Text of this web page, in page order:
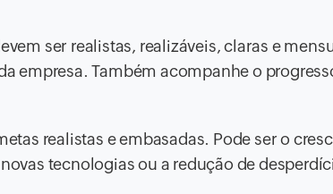
ser realistas, realizáveis, claras e
empresa. Também acompanhe o
realistas e embasadas. Pode ser o
tecnologias ou a redução de